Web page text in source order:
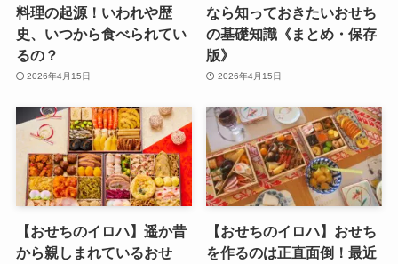
料理の起源！いわれや歴
史、いつから食べられてい
るの？
2026年4月15日
なら知っておきたいおせち
の基礎知識《まとめ・保存
版》
2026年4月15日
【おせちのイロハ】遥か昔
から親しまれているおせ
【おせちのイロハ】おせち
を作るのは正直面倒！最近